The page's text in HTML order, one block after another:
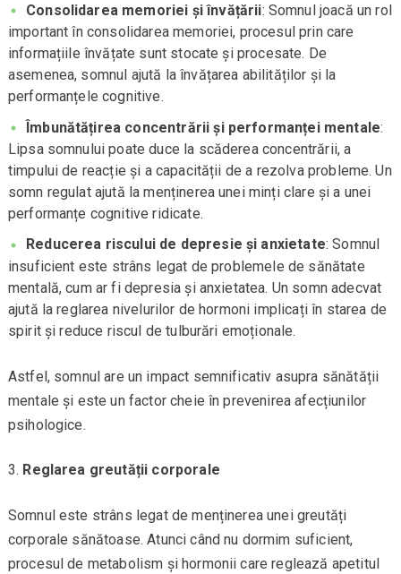
Consolidarea memoriei și învățării: Somnul joacă un rol
important în consolidarea memoriei, procesul prin care
informațiile învățate sunt stocate și procesate. De
asemenea, somnul ajută la învățarea abilităților și la
performanțele cognitive.
Îmbunătățirea concentrării și performanței mentale:
Lipsa somnului poate duce la scăderea concentrării, a
timpului de reacție și a capacității de a rezolva probleme. Un
somn regulat ajută la menținerea unei minți clare și a unei
performanțe cognitive ridicate.
Reducerea riscului de depresie și anxietate: Somnul
insuficient este strâns legat de problemele de sănătate
mentală, cum ar fi depresia și anxietatea. Un somn adecvat
ajută la reglarea nivelurilor de hormoni implicați în starea de
spirit și reduce riscul de tulburări emoționale.
Astfel, somnul are un impact semnificativ asupra sănătății
mentale și este un factor cheie în prevenirea afecțiunilor
psihologice.
Reglarea greutății corporale
Somnul este strâns legat de menținerea unei greutăți
corporale sănătoase. Atunci când nu dormim suficient,
procesul de metabolism și hormonii care reglează apetitul